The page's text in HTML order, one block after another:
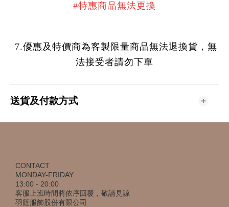
#特惠商品無法更換
7.優惠及特價商為客製限量商品無法退換貨，無
法接受者請勿下單
送貨及付款方式
CONTACT
MONDAY-FRIDAY
13:00 - 20:00
客服上班時間將依序回覆，敬請見諒
羽筳服飾股份有限公司